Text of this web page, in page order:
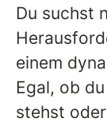
Du suchst
einem
Egal, ob
stehst